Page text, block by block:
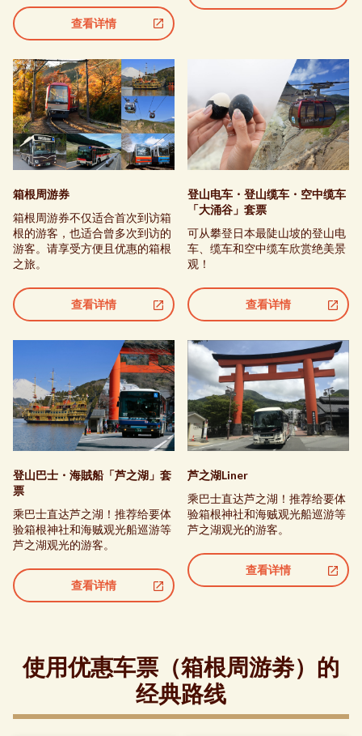
查看详情
箱根周游券
箱根周游券不仅适合首次到访箱
根的游客，也适合曾多次到访的
游客。请享受方便且优惠的箱根
之旅。
查看详情
登山电车・登山缆车・空中缆车
「大涌谷」套票
可从攀登日本最陡山坡的登山电
车、缆车和空中缆车欣赏绝美景
观！
查看详情
登山巴士・海賊船「芦之湖」套
票
乘巴士直达芦之湖！推荐给要体
验箱根神社和海贼观光船巡游等
芦之湖观光的游客。
查看详情
芦之湖Liner
乘巴士直达芦之湖！推荐给要体
验箱根神社和海贼观光船巡游等
芦之湖观光的游客。
查看详情
使用优惠车票（箱根周游劵）的
经典路线